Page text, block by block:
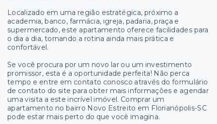
Localizado em uma região estratégica, próximo a
academia, banco, farmácia, igreja, padaria, praça e
supermercado, este apartamento oferece facilidades para
o dia a dia, tornando a rotina ainda mais prática e
confortável.
Se você procura por um novo lar ou um investimento
promissor, esta é a oportunidade perfeita! Não perca
tempo e entre em contato conosco através do formulário
de contato do site para obter mais informações e agendar
uma visita a este incrível imóvel. Comprar um
apartamento no bairro Novo Estreito em Florianópolis-SC
pode estar mais perto do que você imagina.